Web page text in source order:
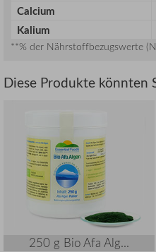
Calcium
Kalium
**% der Nährstoffbezugswerte
Diese Produkte könnten
250 g Bio Afa Alg...